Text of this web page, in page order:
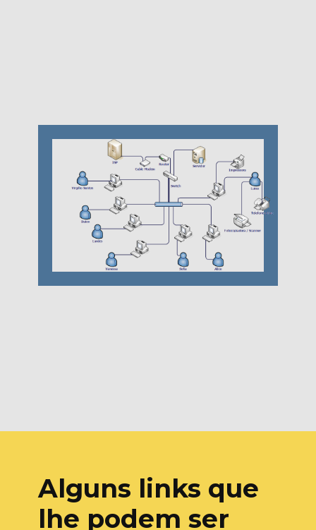
Alguns links que
lhe podem ser